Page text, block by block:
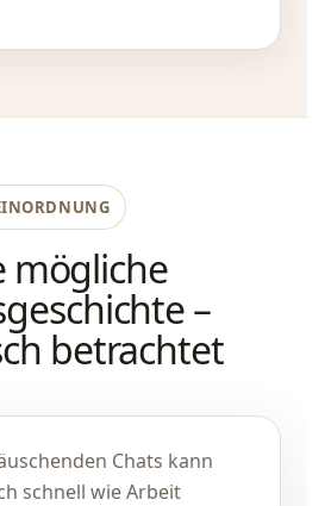
mögliche
–
betrachtet
Chats kann
schnell wie Arbeit